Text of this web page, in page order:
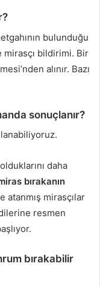
bulunduğu
mirasçı bildirimi. Bir
alınır. Bazı
sonuçlanır?
daha
bırakanın
atanmış mirasçılar
resmen
bırakabilir